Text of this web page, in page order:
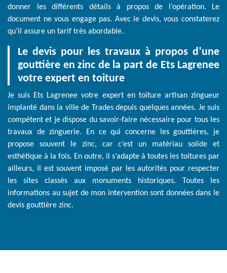
donner les différents détails à propos de l’opération. Le
document ne vous engage pas. Avec le devis, vous constaterez
qu’il assure un tarif très abordable.
Le devis pour les travaux à propos d’une
gouttière en zinc de la part de Ets Lagrenee
votre expert en toiture
Je suis Ets Lagrenee votre expert en toiture artisan zingueur
implanté dans la ville de Trades depuis quelques années. Je suis
compétent et je dispose du savoir-faire nécessaire pour tous les
travaux de zinguerie. En ce qui concerne les gouttières, je
propose souvent le zinc, car c’est un matériau solide et
esthétique à la fois. En outre, il s’adapte à toutes les toitures par
ailleurs, il est souvent imposé par les autorités pour respecter
les sites classés aux monuments historiques. Toutes les
informations au sujet de mon intervention sont données dans le
devis gouttière zinc.